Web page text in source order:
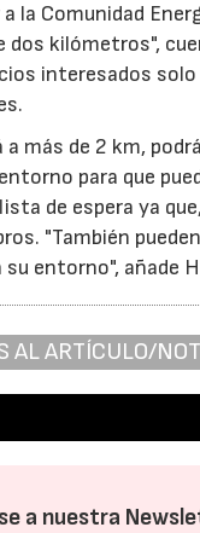
la Comunidad
dos kilómetros",
interesados
a más de 2 km,
para que
de espera ya
"También
su entorno", añade
AL ARTÍCULO/
a nuestra